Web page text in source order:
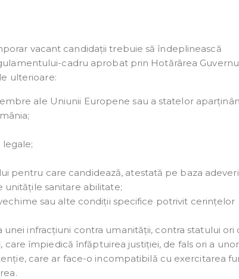
vacant candidații trebuie să îndeplinească
cadru aprobat prin Hotărârea
ulterioare:
ale Uniunii Europene sau a statelor
pentru care candidează, atestată pe baza
unitățile sanitare abilitate;
sau alte condiții specifice potrivit cerințelor
infracțiuni contra umanității, contra statului ori
care împiedică înfăptuirea justiției, de fals ori a
care ar face-o incompatibilă cu exercitarea